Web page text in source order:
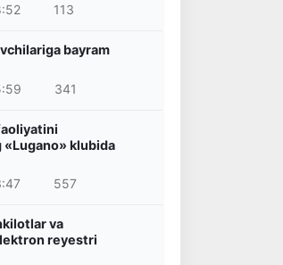
113
bayram
341
klubida
557
va
reyestri